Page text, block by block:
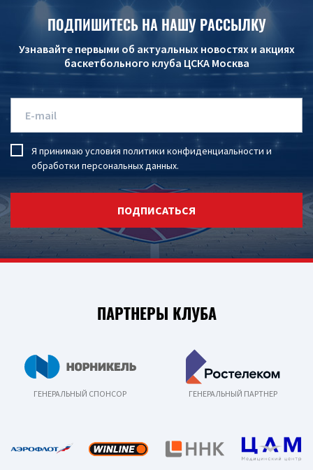
ПОДПИШИТЕСЬ НА НАШУ РАССЫЛКУ
Узнавайте первыми об актуальных новостях и акциях
баскетбольного клуба ЦСКА Москва
Я принимаю условия политики конфиденциальности и
обработки персональных данных.
ПОДПИСАТЬСЯ
ПАРТНЕРЫ КЛУБА
ГЕНЕРАЛЬНЫЙ СПОНСОР ГЕНЕРАЛЬНЫЙ ПАРТНЕР